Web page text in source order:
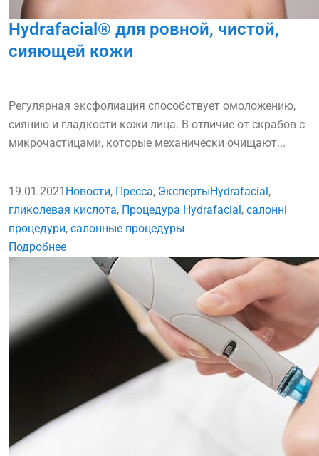
Hydrafacial® для ровной, чистой,
сияющей кожи
Регулярная эксфолиация способствует омоложению,
сиянию и гладкости кожи лица. В отличие от скрабов с
микрочастицами, которые механически очищают...
19.01.2021 Новости, Пресса, ЭкспертыHydrafacial ,
гликолевая кислота, Процедура Hydrafacial , салонні
процедури, салонные процедуры
Подробнее